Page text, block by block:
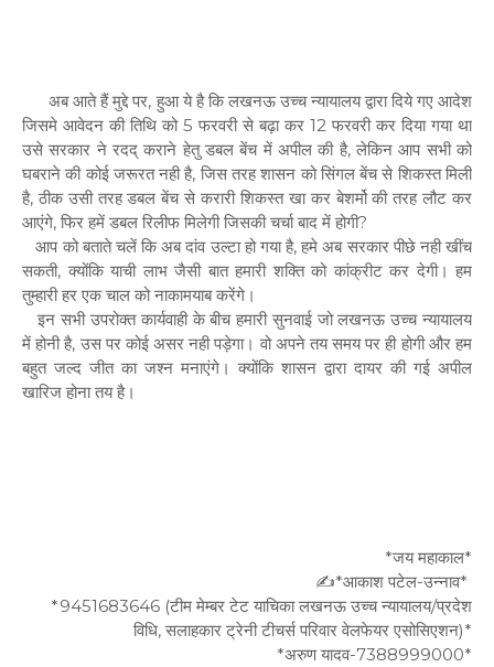
‎ अब आते हैं मुद्दे पर, हुआ ये है कि लखनऊ उच्च न्यायालय द्वारा दिये गए आदेश
जिसमे आवेदन की तिथि को 5 फरवरी से बढ़ा कर 12 फरवरी कर दिया गया था
उसे सरकार ने रदद् कराने हेतु डबल बेंच में अपील की है, लेकिन आप सभी को
घबराने की कोई जरूरत नही है, जिस तरह शासन को सिंगल बेंच से शिकस्त मिली
है, ठीक उसी तरह डबल बेंच से करारी शिकस्त खा कर बेशर्मो की तरह लौट कर
आएंगे, फिर हमें डबल रिलीफ मिलेगी जिसकी चर्चा बाद में होगी?
‎आप को बताते चलें कि अब दांव उल्टा हो गया है, हमे अब सरकार पीछे नही खींच
सकती, क्योंकि याची लाभ जैसी बात हमारी शक्ति को कांक्रीट कर देगी। हम
तुम्हारी हर एक चाल को नाकामयाब करेंगे।
‎इन सभी उपरोक्त कार्यवाही के बीच हमारी सुनवाई जो लखनऊ उच्च न्यायालय
में होनी है, उस पर कोई असर नही पड़ेगा। वो अपने तय समय पर ही होगी और हम
बहुत जल्द जीत का जश्न मनाएंगे। क्योंकि शासन द्वारा दायर की गई अपील
खारिज होना तय है।
*जय महाकाल*
✍️*आकाश पटेल-उन्नाव*
*9451683646 (टीम मेम्बर टेट याचिका लखनऊ उच्च न्यायालय/प्रदेश
विधि, सलाहकार ट्रेनी टीचर्स परिवार वेलफेयर एसोसिएशन)*
*अरुण यादव-7388999000*